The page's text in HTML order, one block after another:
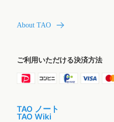
About TAO
ご利用いただける決済方法
TAO ノート
TAO Wiki